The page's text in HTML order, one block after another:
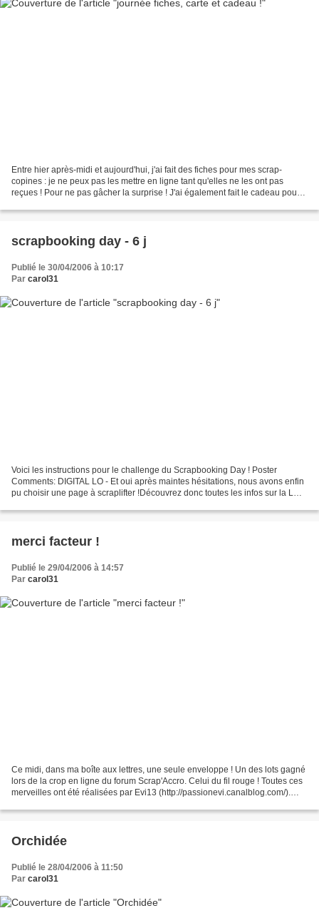
Entre hier après-midi et aujourd'hui, j'ai fait des fiches pour mes scrap-
copines : je ne peux pas les mettre en ligne tant qu'elles ne les ont pas
reçues ! Pour ne pas gâcher la surprise ! J'ai également fait le cadeau pour
scrapbooking day - 6 j
Publié le 30/04/2006 à 10:17
Par carol31
Voici les instructions pour le challenge du Scrapbooking Day ! Poster
Comments: DIGITAL LO - Et oui après maintes hésitations, nous avons enfin
pu choisir une page à scraplifter !Découvrez donc toutes les infos sur la LO
merci facteur !
Publié le 29/04/2006 à 14:57
Par carol31
Ce midi, dans ma boîte aux lettres, une seule enveloppe ! Un des lots gagné
lors de la crop en ligne du forum Scrap'Accro. Celui du fil rouge ! Toutes ces
merveilles ont été réalisées par Evi13 (http://passionevi.canalblog.com/).
Orchidée
Publié le 28/04/2006 à 11:50
Par carol31